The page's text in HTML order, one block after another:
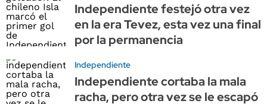
Independiente festejó otra vez
en la era Tevez, esta vez una final
por la permanencia
Independiente
Independiente cortaba la mala
racha, pero otra vez se le escapó